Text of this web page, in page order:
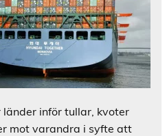
inför tullar, kvoter
mot varandra i syfte att